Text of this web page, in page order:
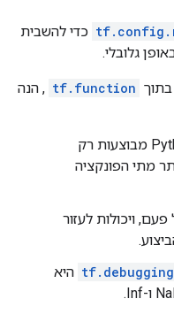
כדי להשבית
גלובלי.
tf.function , הנה
רגילות של Python מבוצעות רק
מתי הפונקציה
פעם, ויכולות לעזור
היא